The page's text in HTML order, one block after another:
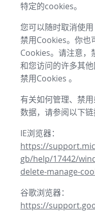
特定的cookies。
您可以随时取消使
禁用Cookies。你也
Cookies。请注意，
和您访问的许多其
禁用Cookies 。
有关如何管理、禁
数据，请参阅以下链
IE浏览器：
https://
gb/help/17442/
delete-manage-
谷歌浏览器：
https://